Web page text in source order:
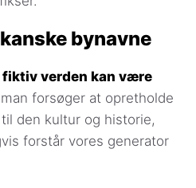
bynavne
fiktiv verden kan være
forsøger at opretholde
den kultur og historie,
forstår vores generator